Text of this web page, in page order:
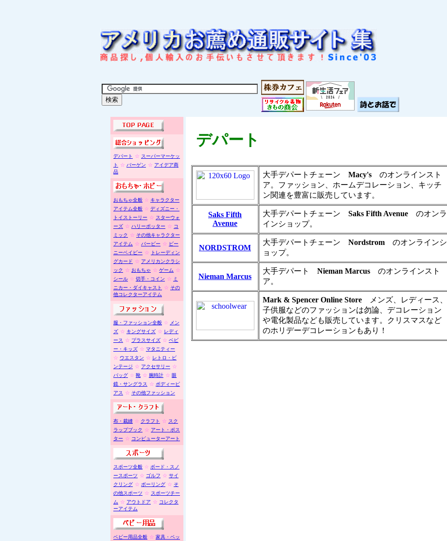
デパート ☆ スーパーマーケッ
ト
☆ バーゲン ☆ アイデア商
品
おもちゃ全般 ☆ キャラクター
アイテム全般 ☆ ディズニー・
トイストーリー ☆ スターウォ
ーズ ☆ ハリーポッター ☆ コ
ミック ☆ その他キャラクター
アイテム ☆ バービー ☆ ビー
ニーベイビー ☆
トレーディン
グカード ☆ アメリカンクラシ
ック ☆ おもちゃ ☆ ゲーム ☆
シール ☆ 切手・コイン ☆ ミ
ニカー・ダイキャスト
☆ その
他コレクターアイテム
服・ファッション全般 ☆
メン
ズ ☆ キングサイズ ☆ レディ
ース
☆ プラスサイズ ☆ ベビ
ー・キッズ ☆ マタニティー
☆ ウエスタン ☆ レトロ・ビ
ンテージ ☆ アクセサリー ☆
バッグ ☆ 靴 ☆ 腕時計 ☆ 眼
鏡・サングラス
☆ ボディーピ
アス
☆ その他ファッション
布・裁縫 ☆ クラフト ☆ スク
ラップブック ☆ アート・ポス
ター ☆ コンピューターアート
スポーツ全般 ☆ ボード・スノ
ースポーツ ☆ ゴルフ ☆ サイ
クリング ☆ ボーリング ☆ そ
の他スポーツ ☆ スポーツチー
ム ☆ アウトドア ☆ コレクタ
ーアイテム
ベビー用品全般 ☆ 家具・ベッ
デパート
大手デパートチェーン Macy'sのオンラインスト
ア。ファッション、ホームデコレーション、キッチ
ン関連を豊富に販売しています。
Saks Fifth
Avenue
大手デパートチェーン Saks Fifth Avenueのオンラ
インショップ。
NORDSTROM
大手デパートチェーン Nordstromのオンラインシ
ョップ。
Nieman Marcus
大手デパート Nieman Marcusのオンラインスト
ア。
Mark & Spencer Online Store
メンズ、レディース、
子供服などのファッションは勿論、デコレーション
や電化製品なども販売しています。クリスマスなど
のホリデーデコレーションもあり！